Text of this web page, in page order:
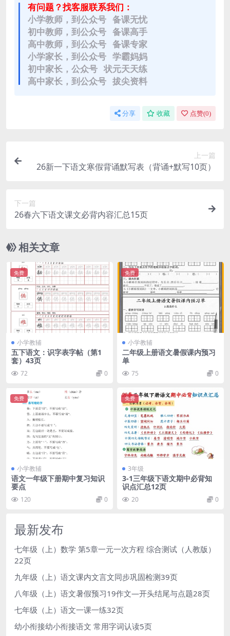
有问题？找客服联系我们：
小学教师，到公众号 备课无忧
初中教师，到公众号 备课高手
高中教师，到公众号 备课专家
小学家长，到公众号 学霸妈妈
初中家长，公众号 状元天天练
高中家长，到公众号 拔尖资料
分享 收藏 点赞(0)
上一篇
26新一下语文寒假背诵默写表（背诵+默写10页）
下一篇
26春六下语文课文必背内容汇总15页
相关文章
免费
小学教辅
五下语文：识字表字帖（第1
套）43页
72 0
免费
小学教辅
二年级上册语文暑假课内预习
单
75 0
免费
小学教辅
语文一年级下册期中复习知识
要点
120 0
免费
3年级
3-1三年级下语文期中必背知
识点汇总12页
20 0
最新发布
七年级（上）数学 第5章一元一次方程 综合测试（人教版）
22页
九年级（上）语文课内文言文同步巩固检测39页
八年级（上）语文暑假预习19作文—开头结尾与点题28页
七年级（上）语文一课一练32页
幼小衔接幼小衔接语文 常用字词认读5页